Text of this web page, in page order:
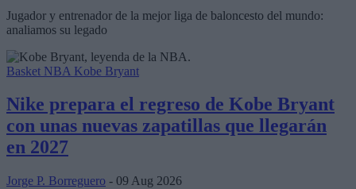
Jugador y entrenador de la mejor liga de baloncesto del mundo:
analiamos su legado
Basket NBA Kobe Bryant
Nike prepara el regreso de Kobe Bryant
con unas nuevas zapatillas que llegarán
en 2027
Jorge P. Borreguero - 09 Aug 2026